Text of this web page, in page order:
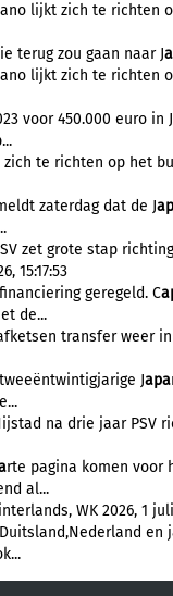
lijkt zich te richten
terug zou gaan naar J
lijkt zich te richten
voor 450.000 euro in J
te richten op het
zaterdag dat de J
zet grote stap
15:17:53
geregeld. C
de...
transfer weer
Japa
na drie jaar PSV
rte pagina komen voor
al...
WK 2026, 1
en j